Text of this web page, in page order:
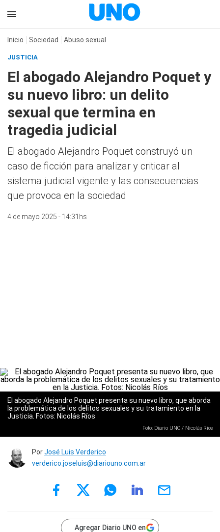
Inicio Sociedad Abuso sexual
JUSTICIA
El abogado Alejandro Poquet y
su nuevo libro: un delito
sexual que termina en
tragedia judicial
El abogado Alejandro Poquet construyó un
caso de ficción para analizar y criticar al
sistema judicial vigente y las consecuencias
que provoca en la sociedad
4 de mayo 2025 - 14:31hs
El abogado Alejandro Poquet presenta su nuevo libro, que aborda
la problemática de los delitos sexuales y su tratamiento en la
Justicia. Fotos: Nicolás Ríos
Foto: Diario UNO / Nicolás Rios
PorJosé Luis Verderico
verderico.joseluis@diariouno.com.ar
Agregar Diario UNO en